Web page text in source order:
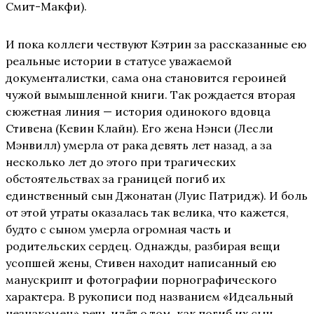
Смит-Макфи).
И пока коллеги чествуют Кэтрин за рассказанные ею
реальные истории в статусе уважаемой
документалистки, сама она становится героиней
чужой вымышленной книги. Так рождается вторая
сюжетная линия — история одинокого вдовца
Стивена (Кевин Клайн). Его жена Нэнси (Лесли
Мэнвилл) умерла от рака девять лет назад, а за
несколько лет до этого при трагических
обстоятельствах за границей погиб их
единственный сын Джонатан (Луис Патридж). И боль
от этой утраты оказалась так велика, что кажется,
будто с сыном умерла огромная часть и
родительских сердец. Однажды, разбирая вещи
усопшей жены, Стивен находит написанный ею
манускрипт и фотографии порнографического
характера. В рукописи под названием «Идеальный